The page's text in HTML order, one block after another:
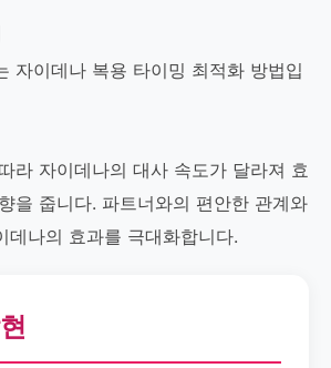
자이데나 복용 타이밍 최적화 방법입
라 자이데나의 대사 속도가 달라져 효
을 줍니다. 파트너와의 편안한 관계와
데나의 효과를 극대화합니다.